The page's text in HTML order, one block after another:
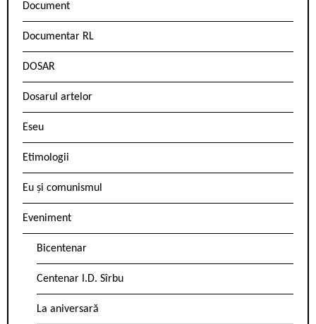
Document
Documentar RL
DOSAR
Dosarul artelor
Eseu
Etimologii
Eu și comunismul
Eveniment
Bicentenar
Centenar I.D. Sîrbu
La aniversară